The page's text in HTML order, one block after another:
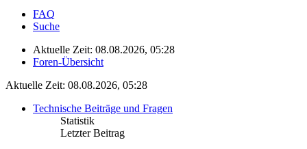
FAQ
Suche
Aktuelle Zeit: 08.08.2026, 05:28
Foren-Übersicht
Aktuelle Zeit: 08.08.2026, 05:28
Technische Beiträge und Fragen
Statistik
Letzter Beitrag